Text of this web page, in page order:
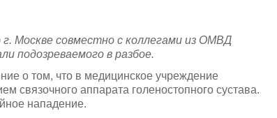
Москве совместно с коллегами из ОМВД
подозреваемого в разбое.
о том, что в медицинское учреждение
связочного аппарата голеностопного сустава.
нападение.